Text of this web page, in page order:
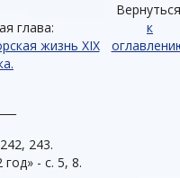
глава:
жизнь ХІХ
Вернуться
к
243.
- с. 5, 8.